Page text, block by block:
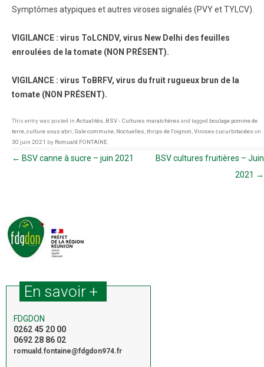
Symptômes atypiques et autres viroses signalés (PVY et TYLCV).
VIGILANCE : virus ToLCNDV, virus New Delhi des feuilles
enroulées de la tomate (NON PRÉSENT).
VIGILANCE : virus ToBRFV, virus du fruit rugueux brun de la
tomate (NON PRÉSENT).
This entry was posted in Actualités BSV - Cultures maraîchères and tagged boulage pomme de
terre culture sous abri Gale commune Noctuelles thrips de l'oignon Viroses cucurbitacées on
30 juin 2021 by Romuald FONTAINE
Navigation des articles
← BSV canne à sucre – juin 2021
BSV cultures fruitières – Juin
2021 →
En savoir +
FDGDON
0262 45 20 00
0692 28 86 02
romuald.fontaine@fdgdon974.fr